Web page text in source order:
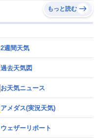
もっと読む
2週間天気
過去天気図
お天気ニュース
アメダス(実況天気)
ウェザーリポート